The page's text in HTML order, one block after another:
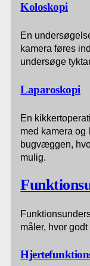
Koloskopi
En
kamera føres
undersøge
Laparoskopi
En
med kamera og
bugvæggen,
mulig.
måler, hvor